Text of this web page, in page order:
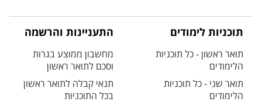
תוכניות לימודים
תואר ראשון - כל תוכניות
הלימודים
תואר שני - כל תוכניות
הלימודים
התעניינות והרשמה
מחשבון ממוצע בגרות
וסכם לתואר ראשון
תנאי קבלה לתואר ראשון
בכל התוכניות